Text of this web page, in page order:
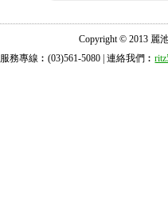
Copyright © 2013 麗
服務專線︰(03)561-5080 | 連絡我們︰